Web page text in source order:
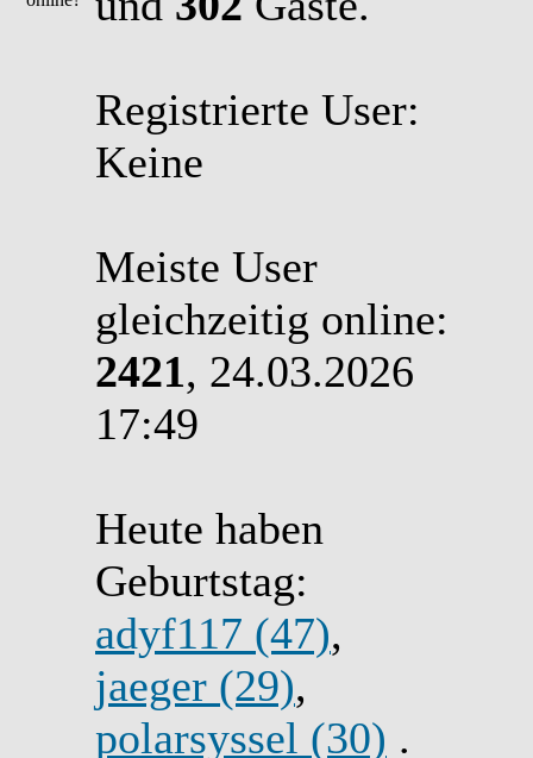
Registrierte User:
Keine
Meiste User
gleichzeitig online:
2421, 24.03.2026
17:49
Heute haben
Geburtstag:
adyf117 (47),
jaeger (29),
polarsyssel (30) .